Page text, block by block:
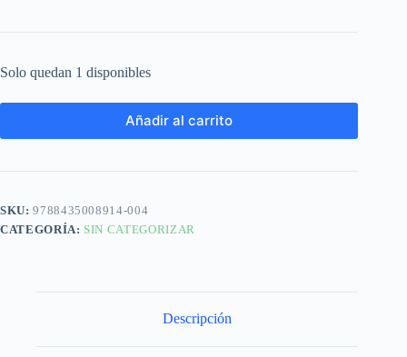
Solo quedan 1 disponibles
Añadir al carrito
SKU:9788435008914-004
CATEGORÍA: SIN CATEGORIZAR
Descripción